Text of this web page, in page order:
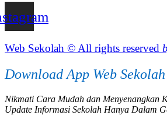
Web Sekolah © All rights reserved
Download App Web Sekolah
Nikmati Cara Mudah dan Menyenangkan
Update Informasi Sekolah Hanya Dalam